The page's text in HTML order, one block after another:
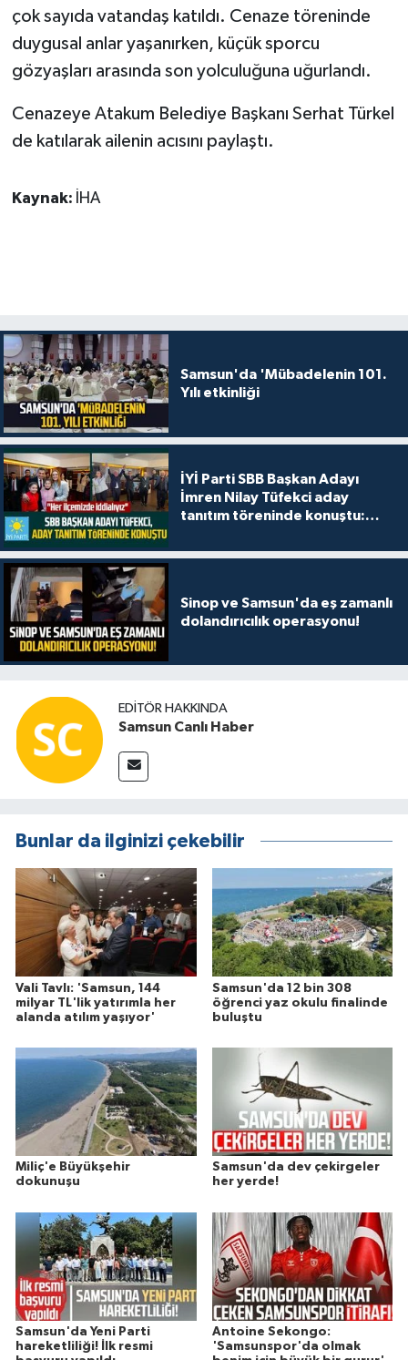
çok sayıda vatandaş katıldı. Cenaze töreninde
duygusal anlar yaşanırken, küçük sporcu
gözyaşları arasında son yolculuğuna uğurlandı.
Cenazeye Atakum Belediye Başkanı Serhat Türkel
de katılarak ailenin acısını paylaştı.
Kaynak: İHA
Samsun'da 'Mübadelenin 101.
Yılı etkinliği
İYİ Parti SBB Başkan Adayı
İmren Nilay Tüfekci aday
tanıtım töreninde konuştu:
Sinop ve Samsun'da eş zamanlı
dolandırıcılık operasyonu!
EDITÖR HAKKINDA
Samsun Canlı Haber
Bunlar da ilginizi çekebilir
Vali Tavlı: 'Samsun, 144
milyar TL'lik yatırımla her
alanda atılım yaşıyor'
Samsun'da 12 bin 308
öğrenci yaz okulu finalinde
buluştu
Miliç'e Büyükşehir
dokunuşu
Samsun'da dev çekirgeler
her yerde!
Samsun'da Yeni Parti
hareketliliği! İlk resmi
Antoine Sekongo:
'Samsunspor'da olmak